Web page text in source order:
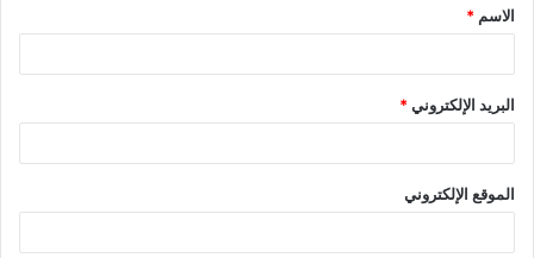
*
الاسم *
البريد الإلكتروني*
الموقع الإلكتروني